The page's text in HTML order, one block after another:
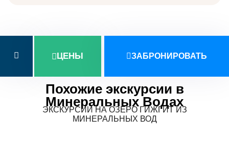
ЦЕНЫ ЗАБРОНИРОВАТЬ
Похожие экскурсии в
Минеральных Водах
ЭКСКУРСИИ НА ОЗЕРО ГИЖГИТ ИЗ
МИНЕРАЛЬНЫХ ВОД